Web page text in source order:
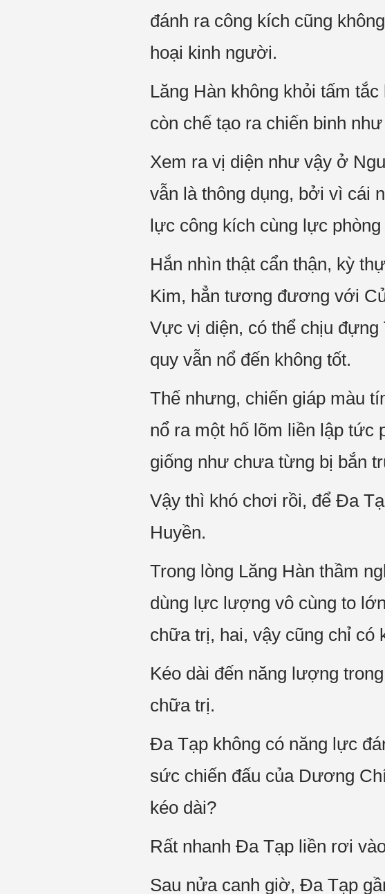
đánh ra công kích cũng
hoại kinh người.
Lăng Hàn không khỏi tấm
còn chế tạo ra chiến binh
Xem ra vị diện như vậy ở
vẫn là thông dụng, bởi vì cái
lực công kích cùng lực
Hắn nhìn thật cẩn thận, kỳ
Kim, hẳn tương đương với
Vực vị diện, có thể chịu
quy vẫn nổ đến không tốt.
Thế nhưng, chiến giáp màu
nổ ra một hố lõm liền lập tức
giống như chưa từng bị bắn
Vậy thì khó chơi rồi, để Đa
Huyền.
Trong lòng Lăng Hàn thầm
dùng lực lượng vô cùng to
chữa trị, hai, vậy cũng chỉ có
Kéo dài đến năng lượng
chữa trị.
Đa Tạp không có năng lực
sức chiến đấu của Dương
kéo dài?
Rất nhanh Đa Tạp liền rơi
Sau nửa canh giờ, Đa Tạp